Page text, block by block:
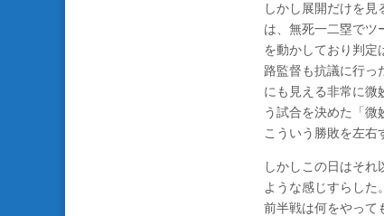
しかし展開だけを
は、無死一二塁でツ
を動かしており判定
路監督も抗議に行っ
にも見える非常に微
う試合を決めた「微
こういう勝敗を左右
しかしこの日はそ
ような感じすらした。
前半戦は何をやって